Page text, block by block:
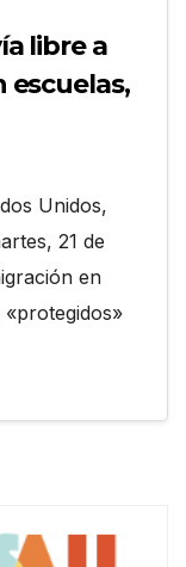
libre a
escuelas,
Unidos,
21 de
en